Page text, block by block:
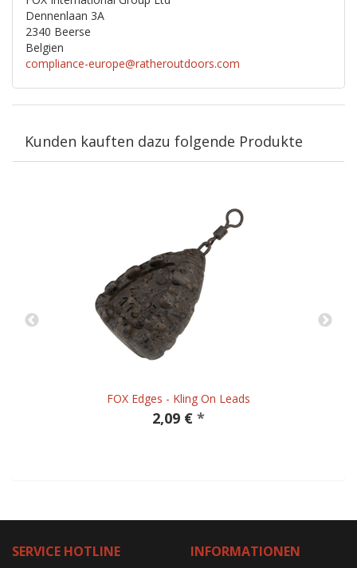
Dennenlaan 3A
2340 Beerse
Belgien
compliance-europe@ratheroutdoors.com
Kunden kauften dazu folgende Produkte
FOX Edges - Kling On Leads
2,09 € *
SERVICE HOTLINE
INFORMATIONEN